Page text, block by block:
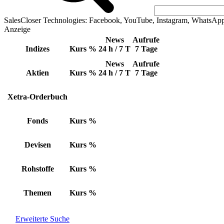
SalesCloser Technologies: Facebook, YouTube, Instagram,
Anzeige
Indizes Kurs %
News
24 h / 7 T
Aufrufe
7 Tage
Aktien Kurs %
News
24 h / 7 T
Aufrufe
7 Tage
Xetra-Orderbuch
Fonds Kurs %
Devisen Kurs %
Rohstoffe Kurs %
Themen Kurs %
Erweiterte Suche